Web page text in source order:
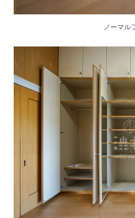
ノーマル